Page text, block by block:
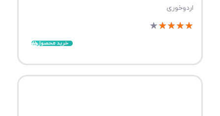
اردوخوری
★
★
★
★
★
خرید محصول